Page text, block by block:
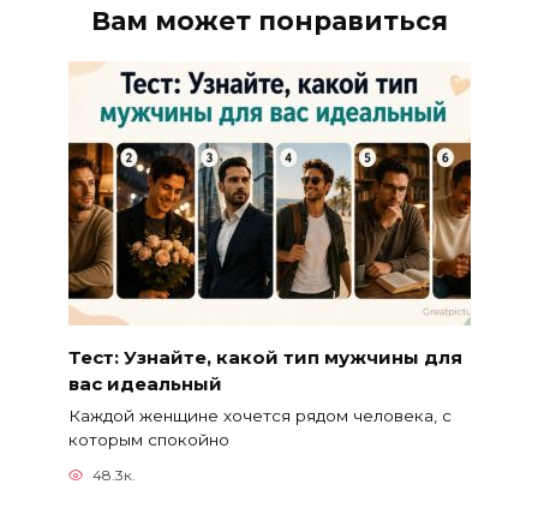
Вам может понравиться
Тест: Узнайте, какой тип мужчины для
вас идеальный
Каждой женщине хочется рядом человека, с
которым спокойно
48.3к.